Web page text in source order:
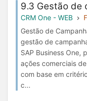
9.3 Gestão de
CRM One - WEB
Gestão de
gestão de
SAP Business One,
ações comerciais
com base em
c...